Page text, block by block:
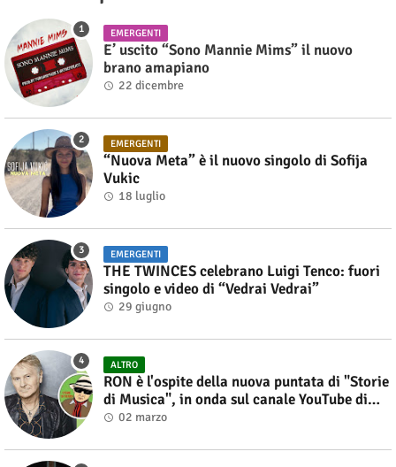
EMERGENTI
E’ uscito “Sono Mannie Mims” il nuovo
brano amapiano
22 dicembre
EMERGENTI
“Nuova Meta” è il nuovo singolo di Sofija
Vukic
18 luglio
EMERGENTI
THE TWINCES celebrano Luigi Tenco: fuori
singolo e video di “Vedrai Vedrai”
29 giugno
ALTRO
RON è l'ospite della nuova puntata di "Storie
di Musica", in onda sul canale YouTube di
Alberto Salerno
02 marzo